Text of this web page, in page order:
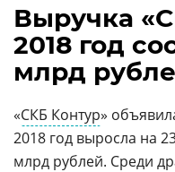
Выручка
2018 год
млрд
«СКБ Контур»
2018 год выросла на
млрд рублей. Среди